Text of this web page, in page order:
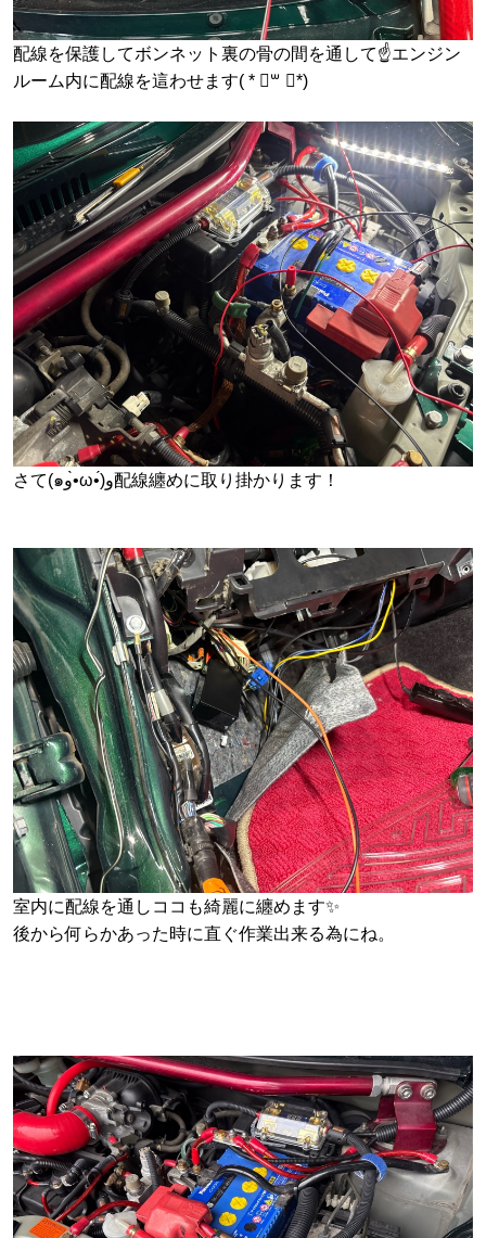
配線を保護してボンネット裏の骨の間を通して☝️エンジン
ルーム内に配線を這わせます( * ॑꒳ ॑*)
さて(๑و•̀ω•́)و配線纏めに取り掛かります！
室内に配線を通しココも綺麗に纏めます✨
後から何らかあった時に直ぐ作業出来る為にね。